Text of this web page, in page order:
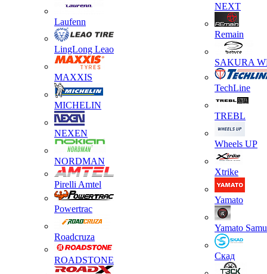
Laufenn
LingLong Leao
MAXXIS
MICHELIN
NEXEN
NORDMAN
Pirelli Amtel
Powertrac
Roadcruza
ROADSTONE
NEXT
Remain
SAKURA
TechLine
TREBL
Wheels UP
Xtrike
Yamato
Yamato
Скад